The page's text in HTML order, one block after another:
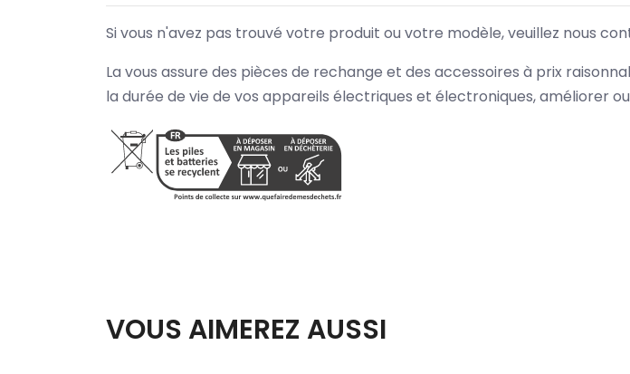
Si vous n'avez pas trouvé votre produit ou votre modèle, veuillez nous
La vous assure des pièces de rechange et des accessoires à prix
la durée de vie de vos appareils électriques et électroniques, améliorer
VOUS AIMEREZ AUSSI